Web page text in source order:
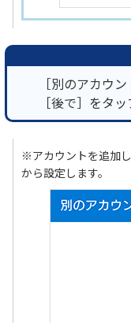
［別のアカウ
［後で］をタッ
※アカウントを追加
から設定します。